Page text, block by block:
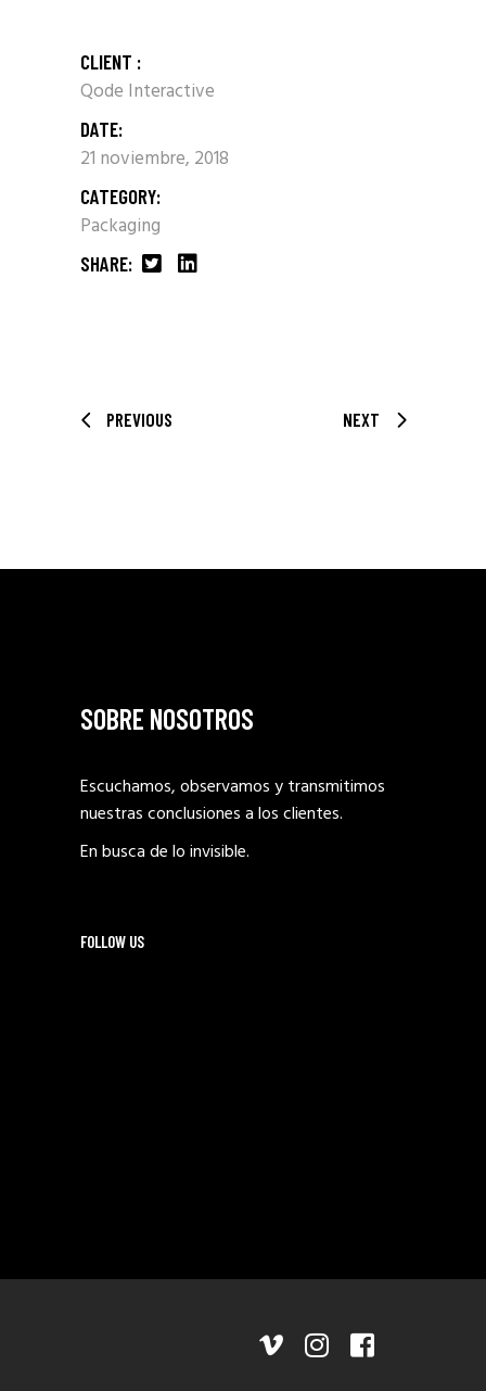
CLIENT :
Qode Interactive
DATE:
21 noviembre, 2018
CATEGORY:
Packaging
SHARE:
PREVIOUS NEXT
SOBRE NOSOTROS
Escuchamos, observamos y transmitimos
nuestras conclusiones a los clientes.
En busca de lo invisible.
FOLLOW US